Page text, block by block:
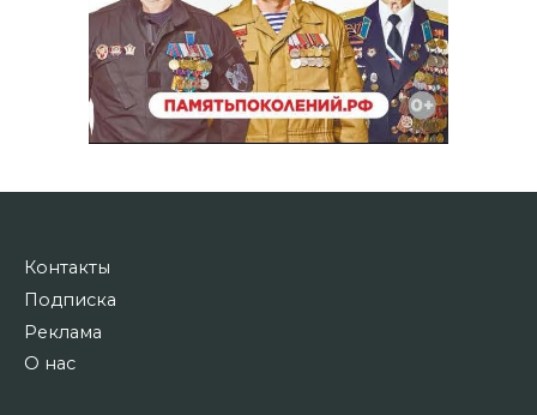
Контакты
Подписка
Реклама
О нас